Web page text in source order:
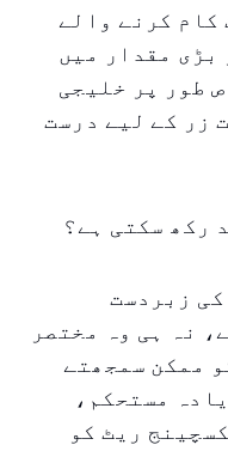
کام کرنے والے
بڑی مقدار میں
طور پر خلیجی
زر کے لیے درست
زبردست
نہ ہی وہ مختصر
ممکن سمجھتے
مستحکم،
ریٹ کو